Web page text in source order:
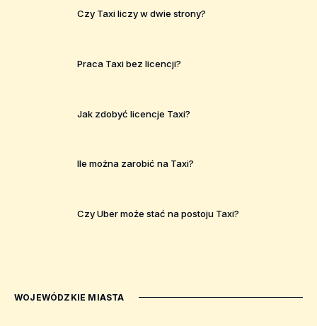
Czy Taxi liczy w dwie strony?
Praca Taxi bez licencji?
Jak zdobyć licencje Taxi?
Ile można zarobić na Taxi?
Czy Uber może stać na postoju Taxi?
WOJEWÓDZKIE MIASTA